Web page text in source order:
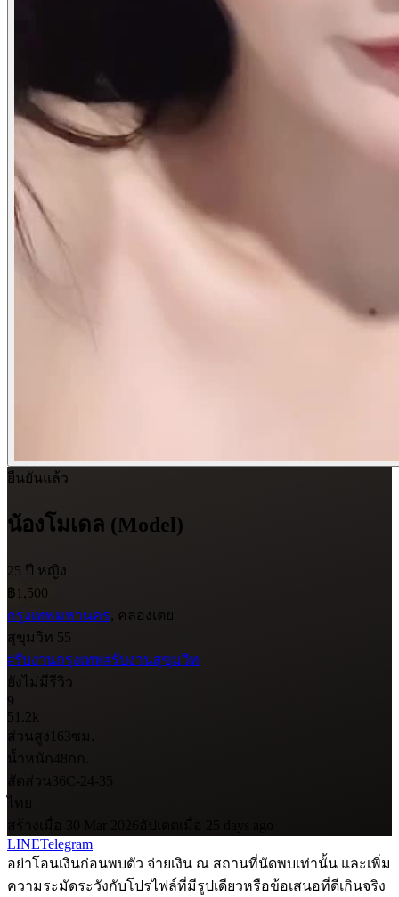
ยืนยันแล้ว
น้องโมเดล (Model)
25 ปี หญิง
฿1,500
กรุงเทพมหานคร, คลองเตย
สุขุมวิท 55
#รับงานกรุงเทพ#รับงานสุขุมวิท
ยังไม่มีรีวิว
9
51.2k
ส่วนสูง 163ซม.
น้ำหนัก48กก.
สัดส่วน 36C-24-35
ไทย
LINETelegram
อย่าโอนเงินก่อนพบตัว จ่ายเงิน ณ สถานที่นัดพบเท่านั้น และเพิ่ม
ความระมัดระวังกับโปรไฟล์ที่มีรูปเดียวหรือข้อเสนอที่ดีเกินจริง